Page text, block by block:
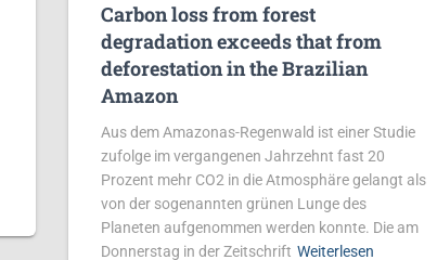
Carbon loss from forest
degradation exceeds that from
deforestation in the Brazilian
Amazon
Aus dem Amazonas-Regenwald ist einer Studie
zufolge im vergangenen Jahrzehnt fast 20
Prozent mehr CO2 in die Atmosphäre gelangt als
von der sogenannten grünen Lunge des
Planeten aufgenommen werden konnte. Die am
Donnerstag in der Zeitschrift Weiterlesen